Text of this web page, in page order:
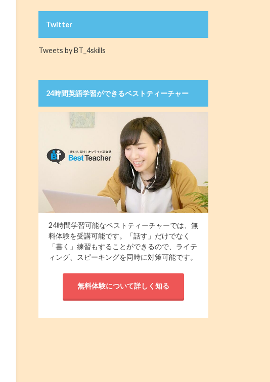
Twitter
Tweets by BT_4skills
24時間英語学習ができるベストティーチャー
24時間学習可能なベストティーチャーでは、無
料体験を受講可能です。「話す」だけでなく
「書く」練習もすることができるので、ライテ
ィング、スピーキングを同時に対策可能です。
無料体験について詳しく知る